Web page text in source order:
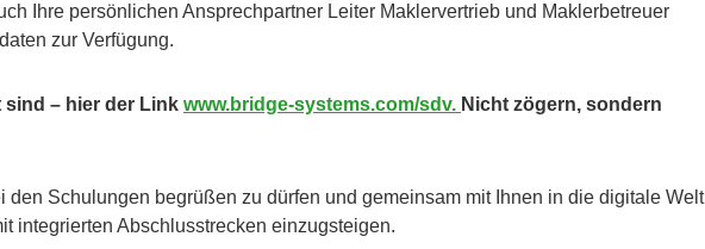
Ihre persönlichen Ansprechpartner Leiter Maklervertrieb und Maklerbetreuer
zur Verfügung.
sind – hier der Link www.bridge-systems.com/sdv. Nicht zögern, sondern
den Schulungen begrüßen zu dürfen und gemeinsam mit Ihnen in die digitale Welt
integrierten Abschlusstrecken einzugsteigen.